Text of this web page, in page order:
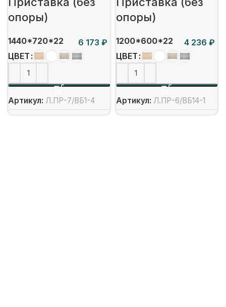
опоры)
1440*720*22
₽
ЦВЕТ
Артикул: Л.ПР-7/ВБ1-4
опоры)
1200*600*22
₽
ЦВЕТ
Артикул: Л.ПР-6/ВБ14-1